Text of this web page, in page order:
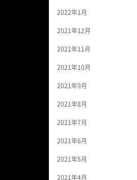
2022年1月
2021年12月
2021年11月
2021年10月
2021年9月
2021年8月
2021年7月
2021年6月
2021年5月
2021年4月